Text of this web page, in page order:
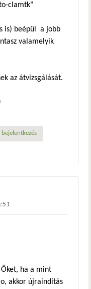
clamtk"
is) beépül a jobb
valamelyik
az átvizsgálását.
hivatkozás)
bejelentkezés
ha a mint
akkor újraindítás